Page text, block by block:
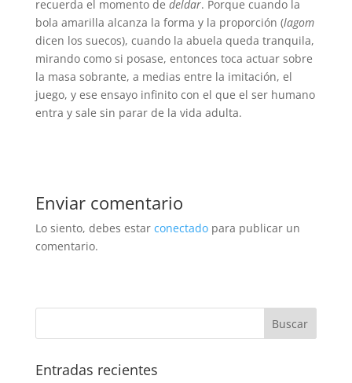
recuerda el momento de deldar. Porque cuando la
bola amarilla alcanza la forma y la proporción (lagom
dicen los suecos), cuando la abuela queda tranquila,
mirando como si posase, entonces toca actuar sobre
la masa sobrante, a medias entre la imitación, el
juego, y ese ensayo infinito con el que el ser humano
entra y sale sin parar de la vida adulta.
Enviar comentario
Lo siento, debes estar conectadopara publicar un
comentario.
Entradas recientes